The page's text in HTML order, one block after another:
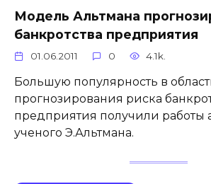
Модель Альтмана
банкротства предприятия
01.06.2011 0 4.1k.
Большую популярность в
прогнозирования риска
предприятия получили работы
ученого Э.Альтмана.